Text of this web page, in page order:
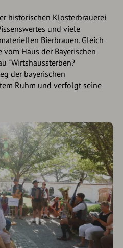
historischen Klosterbrauerei
und viele
Bierbrauen. Gleich
Haus der Bayerischen
"Wirtshaussterben?
der bayerischen
Ruhm und verfolgt seine